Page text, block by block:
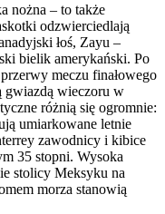
nożna – to także
odzwierciedlają
łoś, Zayu –
bielik amerykański. Po
meczu finałowego
gwiazdą wieczoru w
różnią się ogromnie:
umiarkowane letnie
zawodnicy i kibice
35 stopni. Wysoka
stolicy Meksyku na
morza stanowią